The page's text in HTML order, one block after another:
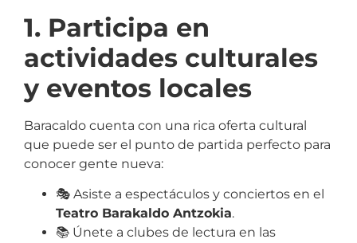
1. Participa en
actividades culturales
y eventos locales
Baracaldo cuenta con una rica oferta cultural
que puede ser el punto de partida perfecto para
conocer gente nueva:
🎭 Asiste a espectáculos y conciertos en el
Teatro Barakaldo Antzokia.
📚 Únete a clubes de lectura en las